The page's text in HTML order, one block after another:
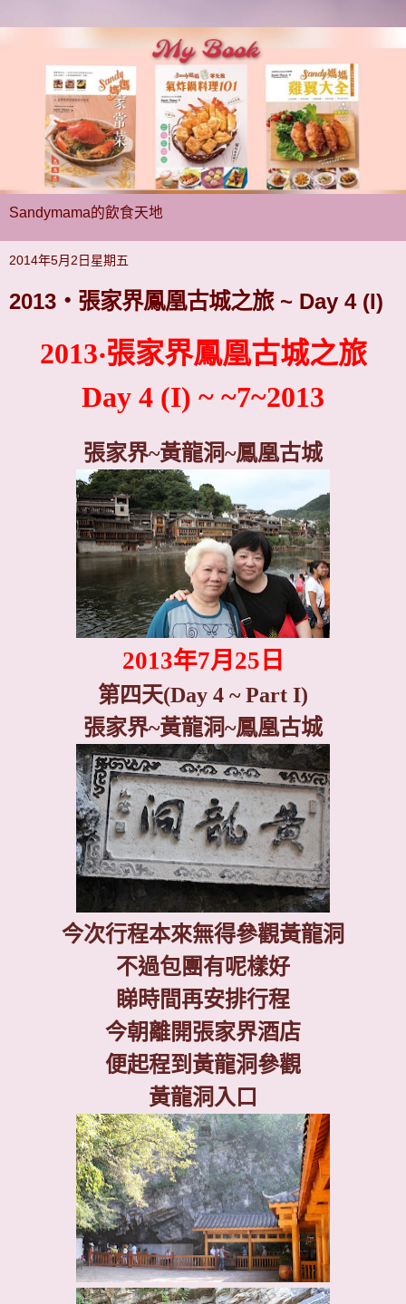
Sandymama的飲食天地
2014年5月2日星期五
2013‧張家界鳳凰古城之旅 ~ Day 4 (I)
2013‧張家界鳳凰古城之旅
Day 4 (I) ~ ~7~2013
張家界~黃龍洞~鳳凰古城
2013年7月 25 日
第四天(Day 4 ~ Part I)
張家界~黃龍洞~鳳凰古城
今次行程本來無得參觀黃龍洞
不過包團有呢樣好
睇時間再安排行程
今朝離開張家界酒店
便起程到黃龍洞參觀
黃龍洞入口